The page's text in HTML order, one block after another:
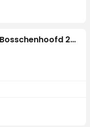
MTB & Gravel Toertocht Bosschenhoofd 2026